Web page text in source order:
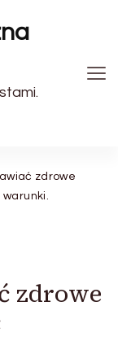
zdrowe
zdrowe